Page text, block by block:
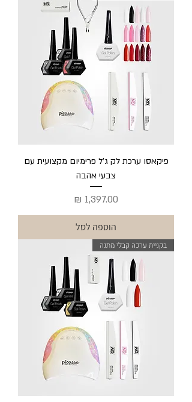
פיקאסו ערכת לק ג'ל פרימיום מקצועית עם
צבעי אהבה
מחיר
הוספה לסל
בקניית ערכה קבלי מתנה